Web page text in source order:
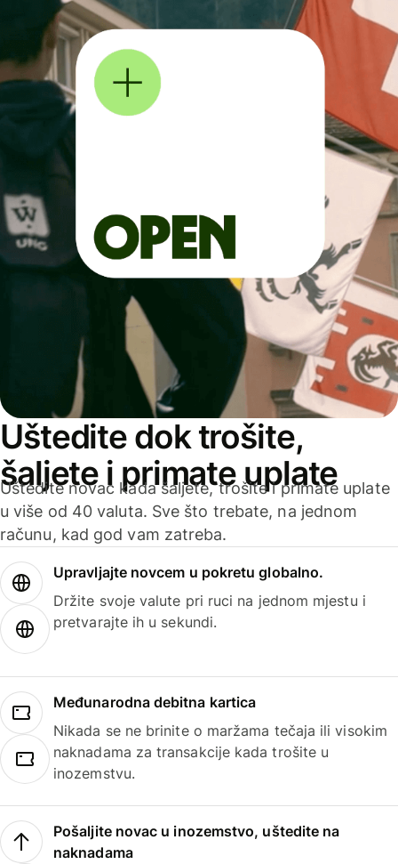
Uštedite dok trošite,
šaljete i primate uplate
Uštedite novac kada šaljete, trošite i primate uplate
u više od 40 valuta. Sve što trebate, na jednom
računu, kad god vam zatreba.
Upravljajte novcem u pokretu globalno.
Držite svoje valute pri ruci na jednom mjestu i
pretvarajte ih u sekundi.
Međunarodna debitna kartica
Nikada se ne brinite o maržama tečaja ili visokim
naknadama za transakcije kada trošite u
inozemstvu.
Pošaljite novac u inozemstvo, uštedite na
naknadama